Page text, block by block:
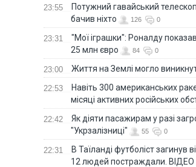
23:55
Потужний гавайський
бачив ніхто
126 0
23:31
"Мої іграшки": Роналду
25 млн євро
84 0
23:00 Життя на Землі могло
22:53
Навіть 300 американських
місяці активних російських
22:42
Як діяти пасажирам у разі
"Укрзалізниці"
55 0
22:31
В Таїланді футболіст загинув
12 людей постраждали. ВІДЕО